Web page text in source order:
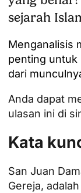
sejarah
Menganalisis
penting untuk
dari
Anda dapat
ulasan ini di
Kata
San Juan
Gereja,